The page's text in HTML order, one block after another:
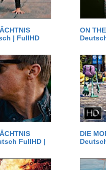
| FullHD
ON
FullHD |
DIE